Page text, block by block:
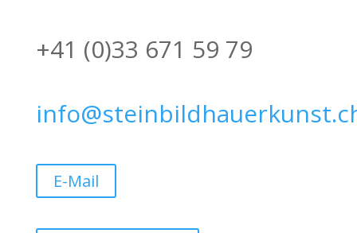
+41 (0)33 671 59 79
E-Mail